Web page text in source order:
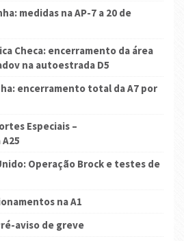
medidas na AP-7 a 20 de
Checa: encerramento da área
na autoestrada D5
encerramento total da A7 por
Especiais –
Operação Brock e testes de
na A1
aviso de greve